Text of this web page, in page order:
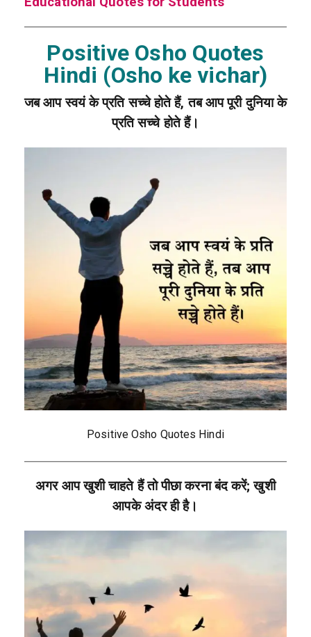
Positive Osho Quotes
Hindi (Osho ke vichar)
जब आप स्वयं के प्रति सच्चे होते हैं, तब आप पूरी दुनिया के
प्रति सच्चे होते हैं।
Positive Osho Quotes Hindi
अगर आप खुशी चाहते हैं तो पीछा करना बंद करें; खुशी
आपके अंदर ही है।